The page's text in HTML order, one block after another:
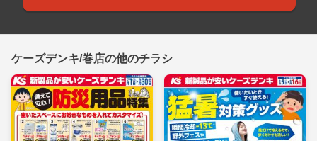
ケーズデンキ/巻店の他のチラシ